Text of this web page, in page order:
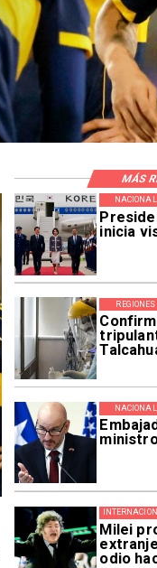
inicia
NACIONAL
REGIONES
NACIONAL
Milei
odio
MÁS